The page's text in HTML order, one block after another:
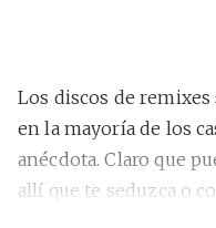
Los discos de
en la mayoría de los
anécdota. Claro que
allí que te seduzca o